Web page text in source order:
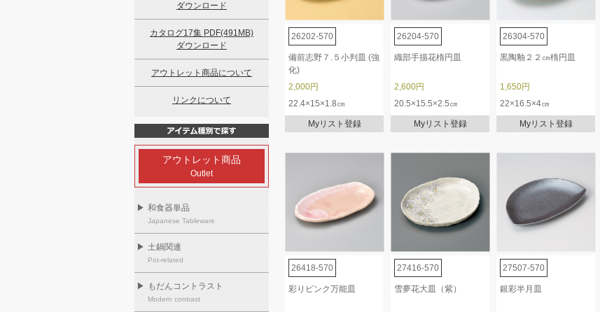
ダウンロード
カタログ17集 PDF(491MB)
ダウンロード
アウトレット商品について
リンクについて
アウトレット商品
Outlet
▶ 和食器単品
Japanese Tableware
▶ 土鍋関連
Pot-related
▶ もだんコントラスト
Modern contrast
26202-570 26204-570 26304-570
備前志野７.５小判皿 (強
化)
織部手描花楕円皿 黒陶釉２２㎝楕円皿
2,000円 2,600円 1,650円
22.4×15×1.8㎝
20.5×15.5×2.5㎝ 22×16.5×4㎝
Myリスト登録 Myリスト登録 Myリスト登録
26418-570 27416-570 27507-570
彩りピンク万能皿 雪夢花大皿（紫） 銀彩半月皿